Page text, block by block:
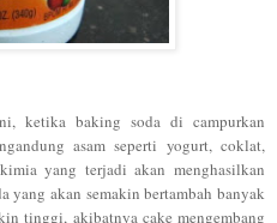
ketika baking soda di campurkan
asam seperti yogurt, coklat,
yang terjadi akan menghasilkan
yang akan semakin bertambah banyak
tinggi, akibatnya cake mengembang